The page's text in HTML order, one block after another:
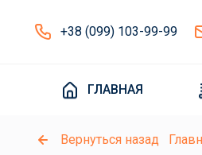
+38 (099) 103-99-99
ГЛАВНАЯ
Вернуться назад